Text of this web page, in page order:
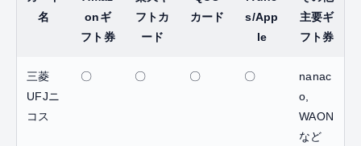
名
onギ
フト券
フトカ
ード
カード
s/App
le
主要ギ
フト券
三菱
UFJニ
コス
〇 〇 〇 〇
nanac
o,
WAON
など